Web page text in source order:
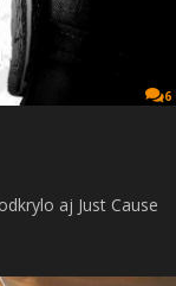
6
aj Just Cause